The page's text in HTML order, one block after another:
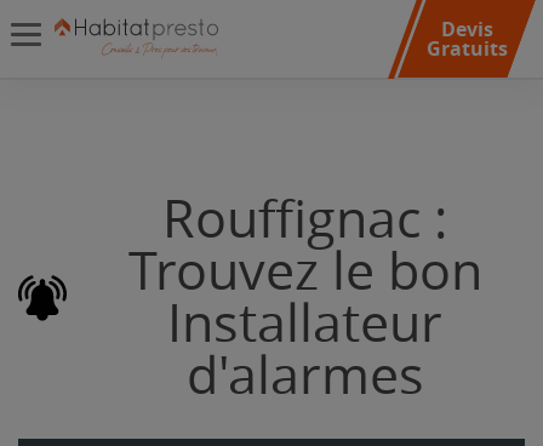
Devis
Gratuits
Rouffignac :
Trouvez le bon
Installateur
d'alarmes